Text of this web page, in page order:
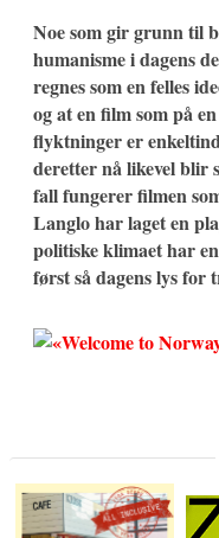
Noe som gir grunn til
humanisme i dagens
regnes som en felles
og at en film som på
flyktninger er
deretter nå likevel blir
fall fungerer filmen
Langlo har laget en
politiske klimaet har
først så dagens lys for